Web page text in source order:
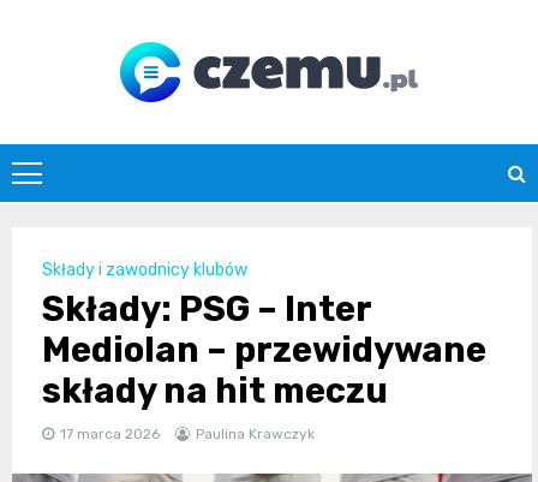
czemu.pl
Składy i zawodnicy klubów
Składy: PSG – Inter
Mediolan – przewidywane
składy na hit meczu
17 marca 2026 Paulina Krawczyk